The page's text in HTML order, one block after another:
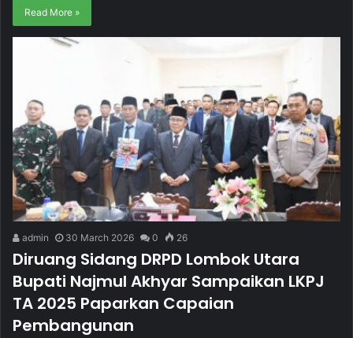
Read More »
admin 30 March 2026 0 26
Diruang Sidang DRPD Lombok Utara
Bupati Najmul Akhyar Sampaikan LKPJ
TA 2025 Paparkan Capaian
Pembangunan